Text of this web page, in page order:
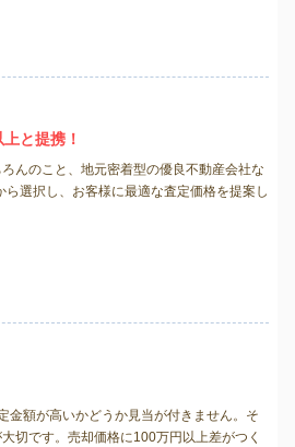
と提携！
んのこと、地元密着型の優良不動産会社な
ら選択し、お客様に最適な査定価格を提案し
金額が高いかどうか見当が付きません。そ
切です。売却価格に100万円以上差がつく